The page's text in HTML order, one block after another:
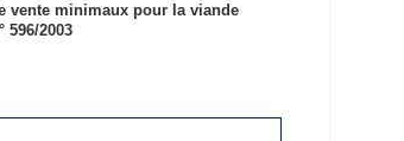
vente minimaux pour la viande
2003